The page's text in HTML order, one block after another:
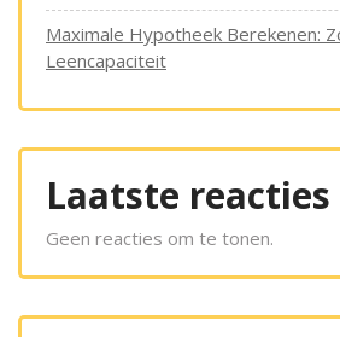
Maximale Hypotheek Berekenen:
Leencapaciteit
Laatste reacties
Geen reacties om te tonen.